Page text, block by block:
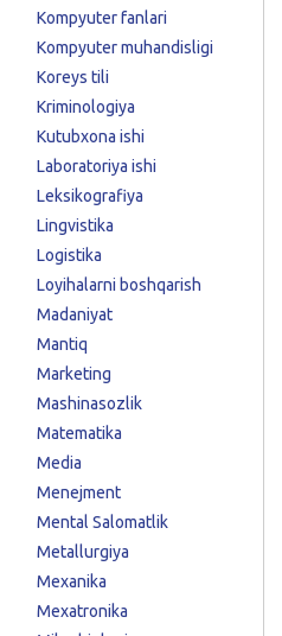
Kompyuter fanlari
Kompyuter muhandisligi
Koreys tili
Kriminologiya
Kutubxona ishi
Laboratoriya ishi
Leksikografiya
Lingvistika
Logistika
Loyihalarni boshqarish
Madaniyat
Mantiq
Marketing
Mashinasozlik
Matematika
Media
Menejment
Mental Salomatlik
Metallurgiya
Mexanika
Mexatronika